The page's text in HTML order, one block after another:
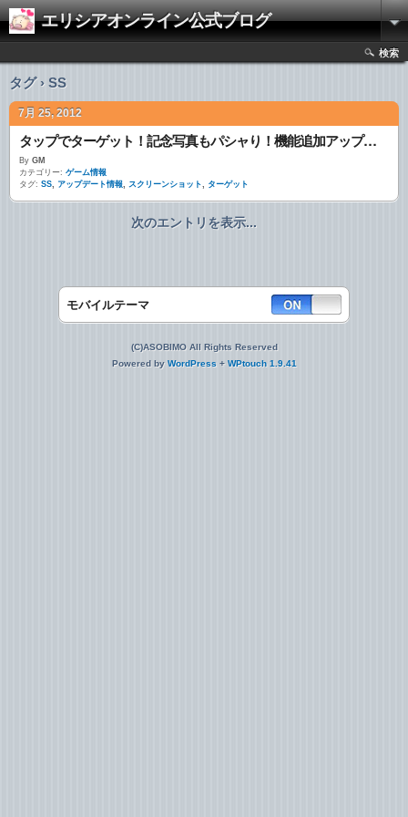
エリシアオンライン公式ブログ
検索
タグ › SS
7月 25, 2012
タップでターゲット！記念写真もパシャり！機能追加アップデート！
By GM
カテゴリー: ゲーム情報
タグ: SS, アップデート情報, スクリーンショット, ターゲット
次のエントリを表示...
モバイルテーマ
(C)ASOBIMO All Rights Reserved
Powered by WordPress + WPtouch 1.9.41